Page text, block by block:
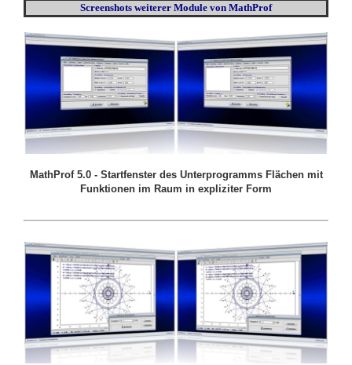
Screenshots weiterer Module von MathProf
MathProf 5.0 - Startfenster des Unterprogramms Flächen mit
Funktionen im Raum in expliziter Form